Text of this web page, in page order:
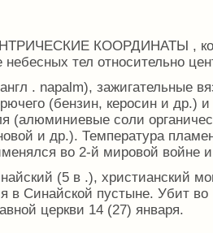
КООРДИНАТЫ ,
небесных тел относительно
. napalm), зажигательные
(бензин, керосин и др.)
(алюминиевые соли
и др.). Температура
во 2-й мировой войне
(5 в .), христианский
в Синайской пустыне. Убит
церкви 14 (27) января.